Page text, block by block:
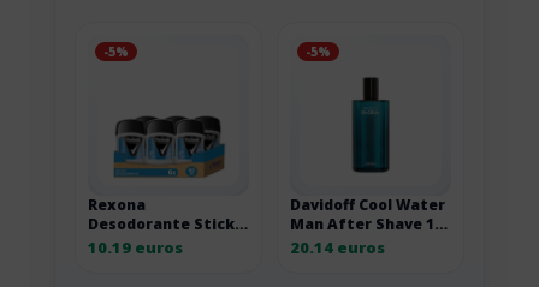
-5%
Rexona
Desodorante Stick
Antitranspirante
10.19 euros
-5%
Davidoff Cool Water
Man After Shave 125
ml 125ML
20.14 euros